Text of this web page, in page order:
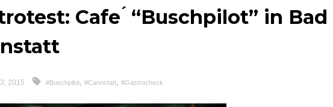
Cafe ́ “Buschpilot” in Bad
2015 #Buschpilot, #Cannstatt, #Gastrocheck